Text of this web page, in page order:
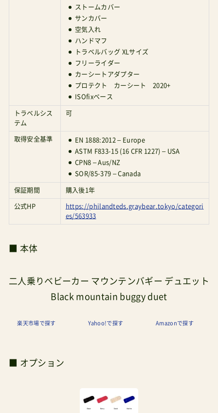
ストームカバー
サンカバー
空気入れ
ハンドマフ
トラベルバッグ XLサイズ
フリーライダー
カーシートアダプター
プロテクト カーシート 2020+
ISOfixベース
トラベルシス
テム
可
取得安全基準
EN 1888:2012 – Europe
ASTM F833-15 (16 CFR 1227) – USA
CPN8 – Aus/NZ
SOR/85-379 – Canada
保証期間 購入後1年
公式HP
https://philandteds.graybear.tokyo/categori
es/563933
■ 本体
二人乗りベビーカー マウンテンバギー デュエット
Black mountain buggy duet
Amazonで探す
楽天市場で探す Yahoo!で探す
■ オプション